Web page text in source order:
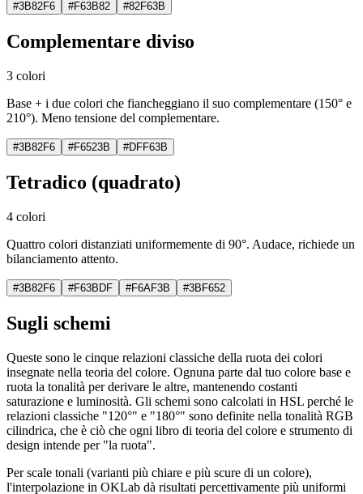
#3B82F6 #F63B82 #82F63B
Complementare diviso
3 colori
Base + i due colori che fiancheggiano il suo complementare (150° e
210°). Meno tensione del complementare.
#3B82F6 #F6523B #DFF63B
Tetradico (quadrato)
4 colori
Quattro colori distanziati uniformemente di 90°. Audace, richiede un
bilanciamento attento.
#3B82F6 #F63BDF #F6AF3B #3BF652
Sugli schemi
Queste sono le cinque relazioni classiche della ruota dei colori
insegnate nella teoria del colore. Ognuna parte dal tuo colore base e
ruota la tonalità per derivare le altre, mantenendo costanti
saturazione e luminosità. Gli schemi sono calcolati in HSL perché le
relazioni classiche "120°" e "180°" sono definite nella tonalità RGB
cilindrica, che è ciò che ogni libro di teoria del colore e strumento di
design intende per "la ruota".
Per scale tonali (varianti più chiare e più scure di un colore),
l'interpolazione in OKLab dà risultati percettivamente più uniformi